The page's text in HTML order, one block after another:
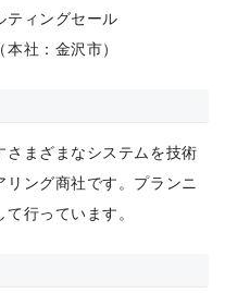
ティングセール
市）
まざまなシステムを技術
ング商社です。プランニ
行っています。